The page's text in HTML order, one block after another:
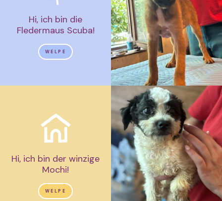
Hi, ich bin die
Fledermaus Scuba!
WELPE
Hi, ich bin der winzige
Mochi!
WELPE